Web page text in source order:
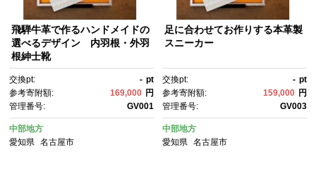
飛騨牛革で作るハンドメイドの
選べるデザイン 内羽根・外羽
根紳士靴
交換pt: - pt
参考寄附額:
169,000 円
管理番号:
GV001
中部地方
愛知県
名古屋市
足に合わせてお作りする本革製
スニーカー
交換pt: - pt
参考寄附額:
159,000 円
管理番号:
GV003
中部地方
愛知県 名古屋市